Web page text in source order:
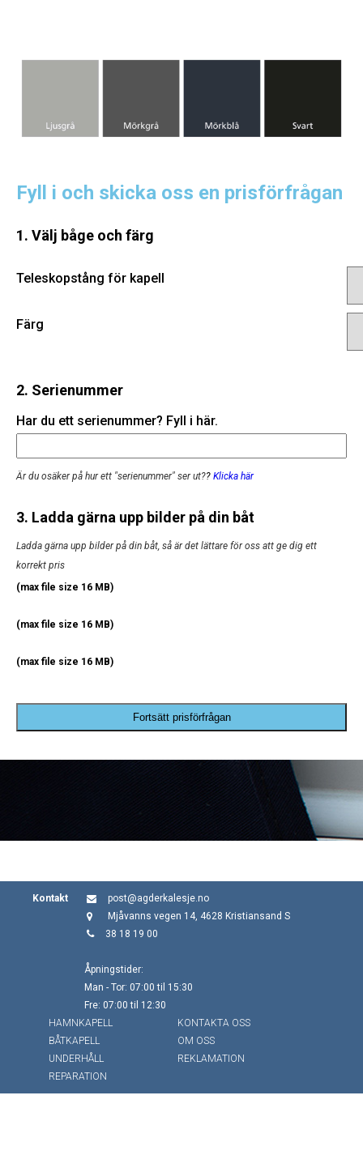
Fyll i och skicka oss en prisförfrågan
1. Välj båge och färg
Teleskopstång för kapell
Färg
2. Serienummer
Har du ett serienummer? Fyll i här.
Är du osäker på hur ett "serienummer" ser ut?? Klicka här
3. Ladda gärna upp bilder på din båt
Ladda gärna upp bilder på din båt, så är det lättare för oss att ge dig ett
korrekt pris
(max file size 16 MB)
(max file size 16 MB)
(max file size 16 MB)
Fortsätt prisförfrågan
Kontakt
post@agderkalesje.no
Mjåvanns vegen 14, 4628 Kristiansand S
38 18 19 00
Åpningstider:
Man - Tor: 07:00 til 15:30
Fre: 07:00 til 12:30
HAMNKAPELL
BÅTKAPELL
UNDERHÅLL
REPARATION
KONTAKTA OSS
OM OSS
REKLAMATION